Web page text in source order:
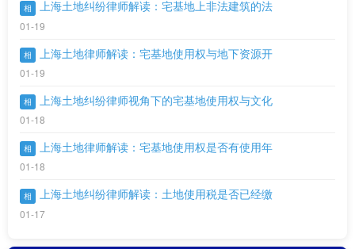
相 上海土地纠纷律师解读：宅基地上非法建筑的法
01-19
相 上海土地律师解读：宅基地使用权与地下资源开
01-19
相 上海土地纠纷律师视角下的宅基地使用权与文化
01-18
相 上海土地律师解读：宅基地使用权是否有使用年
01-18
相 上海土地纠纷律师解读：土地使用税是否已经缴
01-17